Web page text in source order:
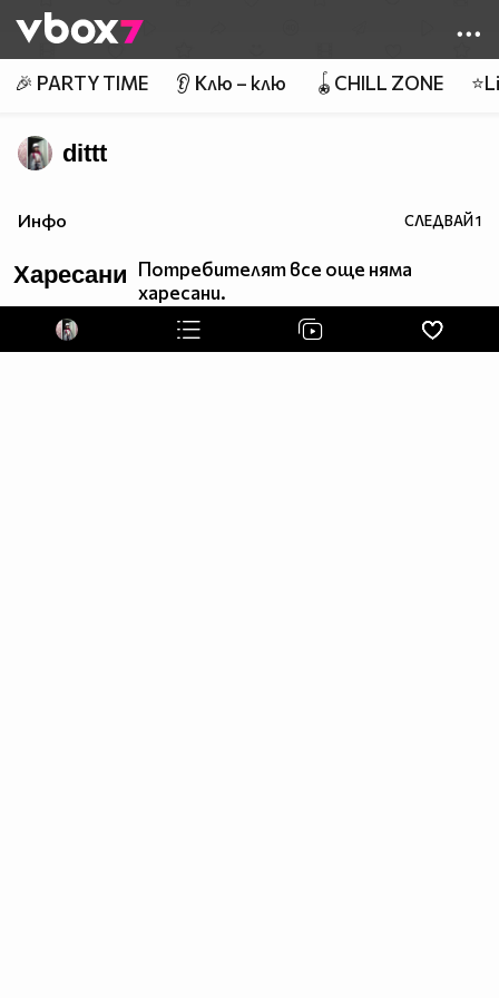
👾
🎉 PARTY TIME 👂 Клю – клю 🪀CHILL ZONE
dittt
Инфо СЛЕДВАЙ1
Харесани Потребителят все още няма
харесани.